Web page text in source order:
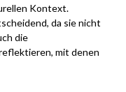
Kontext.
da sie nicht
die
mit denen